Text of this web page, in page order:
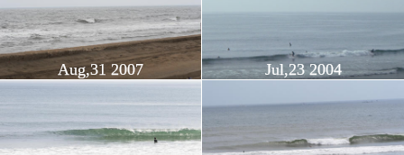
Aug,31 2007 Jul,23 2004